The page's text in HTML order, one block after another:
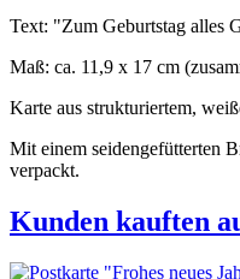
Text: "Zum Geburtstag alles
Maß: ca. 11,9 x 17 cm
Karte aus strukturiertem,
Mit einem seidengefütterten
verpackt.
Kunden kauften